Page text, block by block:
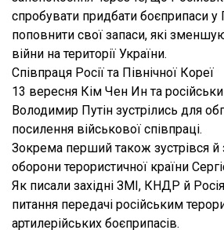
спробувати придбати боєприпаси у
поповнити свої запаси, які
війни на території України.
Співпраця Росії та Північної Кореї
13 вересня Кім Чен Ин та
Володимир Путін зустрілись для
посилення військової співпраці.
Зокрема перший також зустрівся й
оборони терористичної країни
Як писали західні ЗМІ, КНДР й
питання передачі російським
артилерійських боєприпасів.